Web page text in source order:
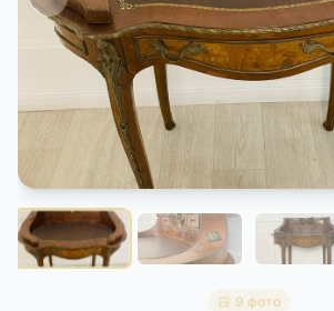
КОНТАКТЫ
ДОСТАВКА И ОПЛАТА
9 фото